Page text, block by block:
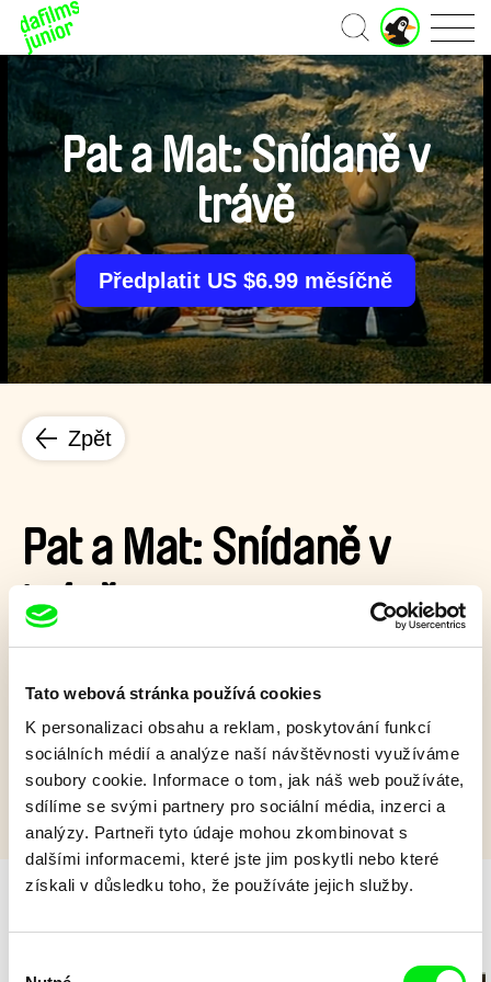
Tato webová stránka používá cookies
K personalizaci obsahu a reklam, poskytování funkcí
sociálních médií a analýze naší návštěvnosti využíváme
soubory cookie. Informace o tom, jak náš web používáte,
sdílíme se svými partnery pro sociální média, inzerci a
analýzy. Partneři tyto údaje mohou zkombinovat s
dalšími informacemi, které jste jim poskytli nebo které
získali v důsledku toho, že používáte jejich služby.
Domů
J
u
n
i
o
r
ú
e
t
Pat a Mat: Snídaně v
trávě
Předplatit US $6.99 měsíčně
Zpět
Pat a Mat: Snídaně v
trávě
místečko, které si ovšem přizpůsobí svým představám…
Zobrazit více